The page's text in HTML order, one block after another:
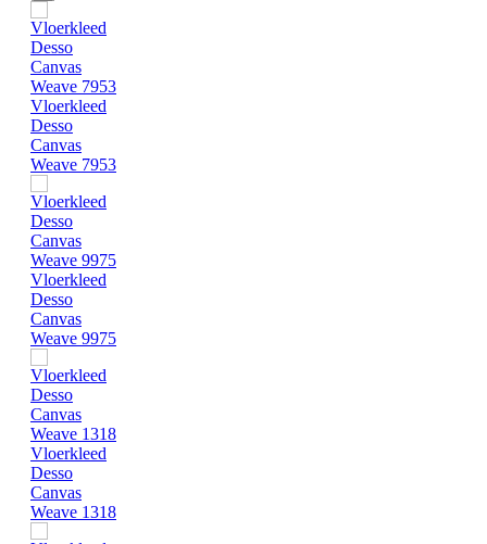
Vloerkleed
Desso
Canvas
Weave 7953
Vloerkleed
Desso
Canvas
Weave 9975
Vloerkleed
Desso
Canvas
Weave 1318